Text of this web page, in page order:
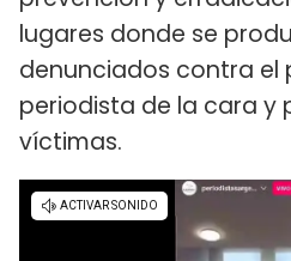
lugares donde se
denunciados contra el
periodista de la cara y
víctimas.